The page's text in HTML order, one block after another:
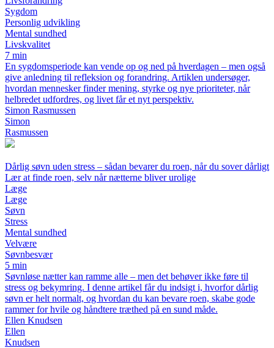
Sygdom
Personlig udvikling
Mental sundhed
Livskvalitet
7 min
En sygdomsperiode kan vende op og ned på hverdagen – men også
give anledning til refleksion og forandring. Artiklen undersøger,
hvordan mennesker finder mening, styrke og nye prioriteter, når
helbredet udfordres, og livet får et nyt perspektiv.
Simon Rasmussen
Simon
Rasmussen
Dårlig søvn uden stress – sådan bevarer du roen, når du sover dårligt
Lær at finde roen, selv når nætterne bliver urolige
Læge
Læge
Søvn
Stress
Mental sundhed
Velvære
Søvnbesvær
5 min
Søvnløse nætter kan ramme alle – men det behøver ikke føre til
stress og bekymring. I denne artikel får du indsigt i, hvorfor dårlig
søvn er helt normalt, og hvordan du kan bevare roen, skabe gode
rammer for hvile og håndtere træthed på en sund måde.
Ellen Knudsen
Ellen
Knudsen